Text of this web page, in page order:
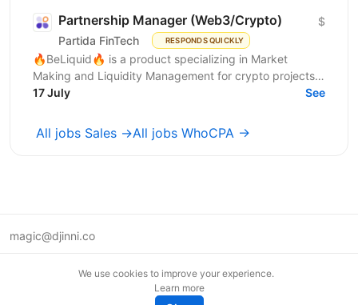
Partnership Manager (Web3/Crypto)
Partida FinTech RESPONDS QUICKLY
$
🔥BeLiquid🔥 is a product specializing in Market
Making and Liquidity Management for crypto projects.
We help projects build sustainable liquidity, maintain...
17 July See
All jobs Sales →All jobs WhoCPA →
magic@djinni.co
We use cookies to improve your experience.
Learn more